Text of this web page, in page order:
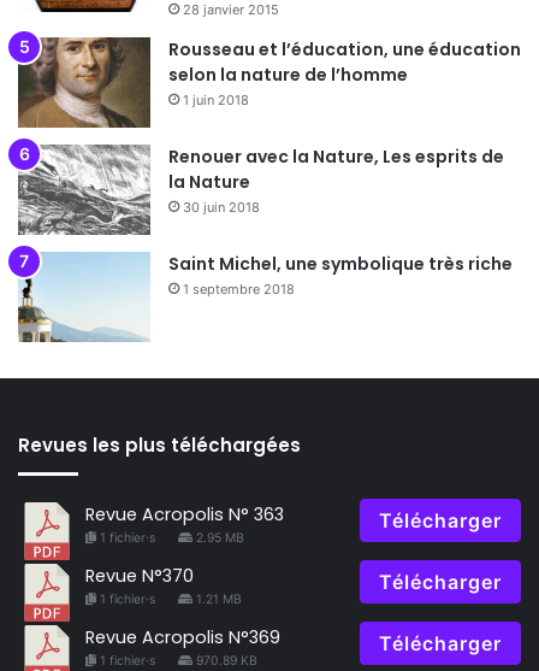
28 janvier 2015
Rousseau et l’éducation, une éducation
selon la nature de l’homme
1 juin 2018
Renouer avec la Nature, Les esprits de
la Nature
30 juin 2018
Saint Michel, une symbolique très riche
1 septembre 2018
Revues les plus téléchargées
Revue Acropolis N° 363
1 fichier·s 2.95 MB
Télécharger
Revue N°370
1 fichier·s 1.21 MB
Télécharger
Revue Acropolis N°369
1 fichier·s 970.89 KB
Télécharger